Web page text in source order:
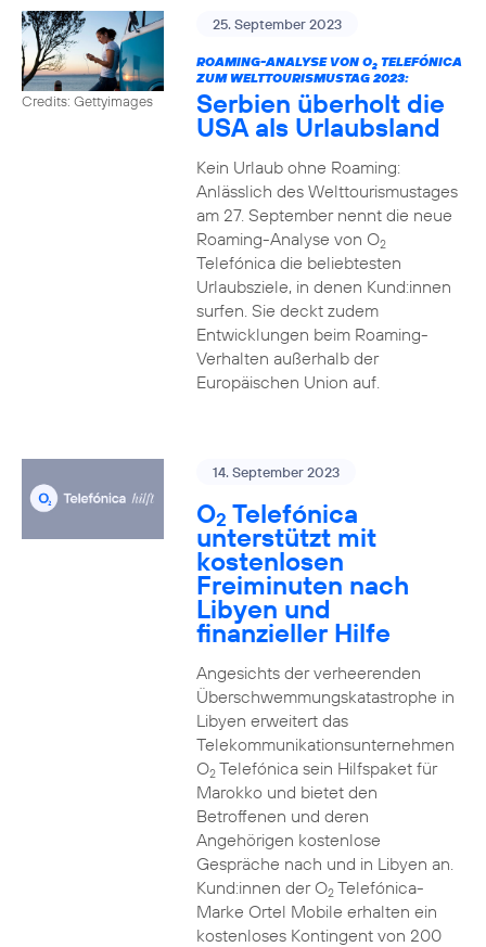
Credits: Gettyimages
25. September 2023
ROAMING-ANALYSE VON O2TELEFÓNICA
ZUM WELTTOURISMUSTAG 2023:
Serbien überholt die
USA als Urlaubsland
Kein Urlaub ohne Roaming:
Anlässlich des Welttourismustages
am 27. September nennt die neue
Roaming-Analyse von O2
Telefónica die beliebtesten
Urlaubsziele, in denen Kund:innen
surfen. Sie deckt zudem
Entwicklungen beim Roaming-
Verhalten außerhalb der
Europäischen Union auf.
14. September 2023
O2 Telefónica
unterstützt mit
kostenlosen
Freiminuten nach
Libyen und
finanzieller Hilfe
Angesichts der verheerenden
Überschwemmungskatastrophe in
Libyen erweitert das
Telekommunikationsunternehmen
O2Telefónica sein Hilfspaket für
Marokko und bietet den
Betroffenen und deren
Angehörigen kostenlose
Gespräche nach und in Libyen an.
Kund:innen der O2Telefónica-
Marke Ortel Mobile erhalten ein
kostenloses Kontingent von 200